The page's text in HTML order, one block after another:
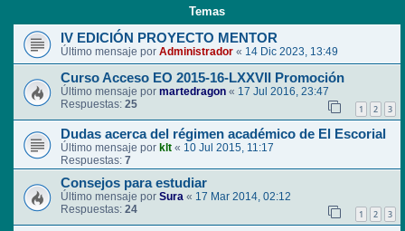
Temas
IV EDICIÓN PROYECTO MENTOR
Último mensaje por Administrador « 14 Dic 2023, 13:49
Curso Acceso EO 2015-16-LXXVII Promoción
Último mensaje por martedragon « 17 Jul 2016, 23:47
Respuestas: 25 1 2 3
Dudas acerca del régimen académico de El Escorial
Último mensaje por klt « 10 Jul 2015, 11:17
Respuestas: 7
Consejos para estudiar
Último mensaje por Sura « 17 Mar 2014, 02:12
Respuestas: 24 1 2 3